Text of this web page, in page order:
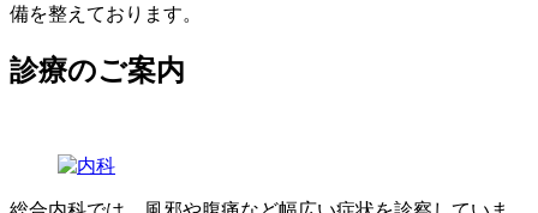
備を整えております。
診療のご案内